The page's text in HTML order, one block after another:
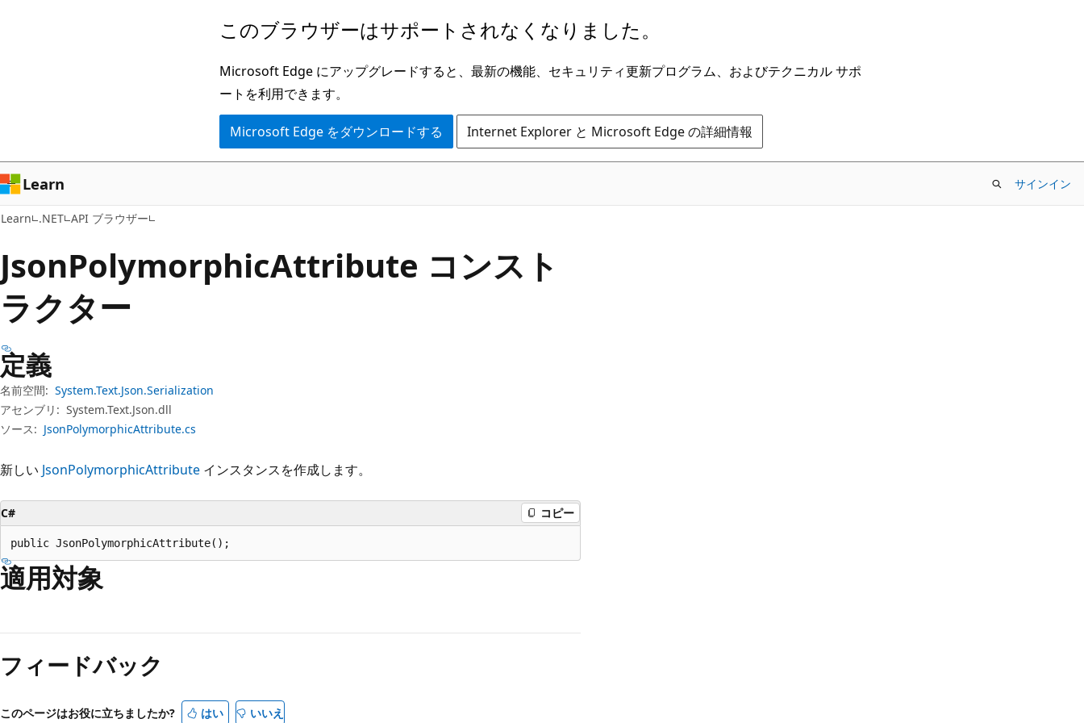
ン
ツ
に
ス
ッ
プ
ゲ
ー
シ
ョ
に
ス
キ
プ
このブラウザーはサポートされなくなりました。
Microsoft Edge にアップグレードすると、最新の機能、セキュリティ更新プログラム、およびテクニカル サポ
ートを利用できます。
Microsoft Edge をダウンロードする Internet Explorer と Microsoft Edge の詳細情報
Learn サインイン
Learn .NET API ブラウザー
JsonPolymorphicAttribute コンスト
ラクター
定義
名前空間: System.Text.Json.Serialization
アセンブリ: System.Text.Json.dll
ソース: JsonPolymorphicAttribute.cs
新しい JsonPolymorphicAttribute インスタンスを作成します。
C# コピー
public JsonPolymorphicAttribute();
適用対象
フィードバック
このページはお役に立ちましたか? はい いいえ